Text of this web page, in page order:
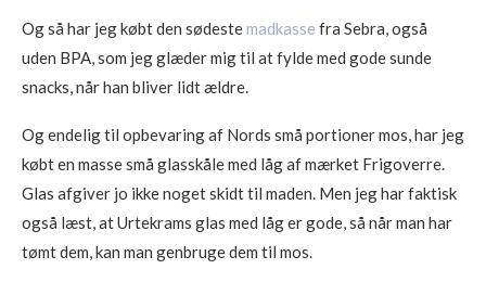
Og så har jeg købt den sødestemadkasse fra Sebra, også
uden BPA, som jeg glæder mig til at fylde med gode sunde
snacks, når han bliver lidt ældre.
Og endelig til opbevaring af Nords små portioner mos, har jeg
købt en masse små glasskåle med låg af mærket Frigoverre.
Glas afgiver jo ikke noget skidt til maden. Men jeg har faktisk
også læst, at Urtekrams glas med låg er gode, så når man har
tømt dem, kan man genbruge dem til mos.